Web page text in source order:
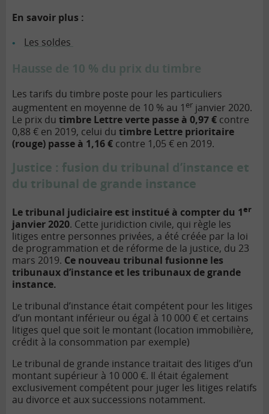
En savoir plus :
Les soldes
Hausse de 10 % du prix du timbre
Les tarifs du timbre poste pour les particuliers
augmentent en moyenne de 10 % au 1 er janvier 2020.
Le prix du timbre Lettre verte passe à 0,97 € contre
0,88 € en 2019, celui du timbre Lettre prioritaire
(rouge) passe à 1,16 € contre 1,05 € en 2019.
Justice : fusion du tribunal d’instance et
du tribunal de grande instance
Le tribunal judiciaire est institué à compter du 1er
janvier 2020. Cette juridiction civile, qui règle les
litiges entre personnes privées, a été créée par la loi
de programmation et de réforme de la justice, du 23
mars 2019. Ce nouveau tribunal fusionne les
tribunaux d’instance et les tribunaux de grande
instance.
Le tribunal d’instance était compétent pour les litiges
d’un montant inférieur ou égal à 10 000 € et certains
litiges quel que soit le montant (location immobilière,
crédit à la consommation par exemple)
Le tribunal de grande instance traitait des litiges d’un
montant supérieur à 10 000 €. Il était également
exclusivement compétent pour juger les litiges relatifs
au divorce et aux successions notamment.